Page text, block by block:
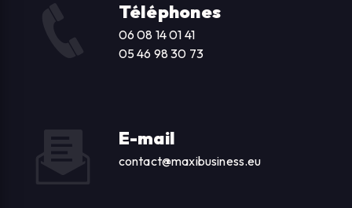
Téléphones
06 08 14 01 41
05 46 98 30 73
E-mail
contact@maxibusiness.eu